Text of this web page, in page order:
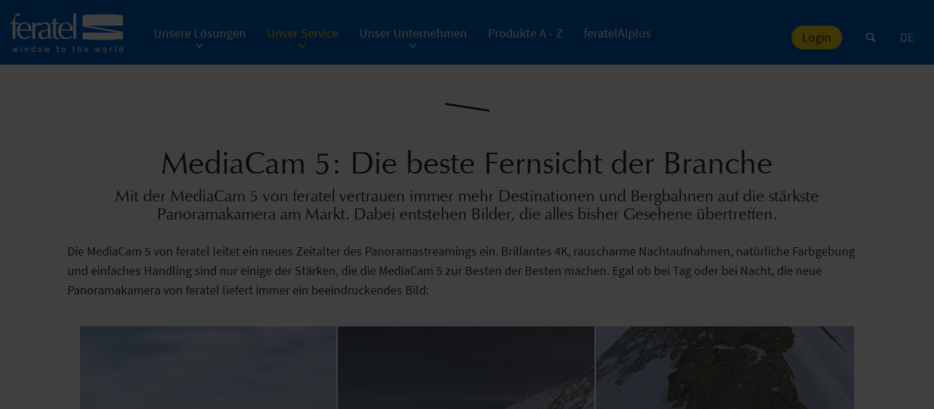
Unsere Lösungen Unser Service Unser Unternehmen Produkte A - Z feratelAIplus Login DE
MediaCam 5: Die beste Fernsicht der Branche
Mit der MediaCam 5 von feratel vertrauen immer mehr Destinationen und Bergbahnen auf die stärkste
Panoramakamera am Markt. Dabei entstehen Bilder, die alles bisher Gesehene übertreffen.
Die MediaCam 5 von feratel leitet ein neues Zeitalter des Panoramastreamings ein. Brillantes 4K, rauscharme Nachtaufnahmen, natürliche Farbgebung
und einfaches Handling sind nur einige der Stärken, die die MediaCam 5 zur Besten der Besten machen. Egal ob bei Tag oder bei Nacht, die neue
Panoramakamera von feratel liefert immer ein beeindruckendes Bild: